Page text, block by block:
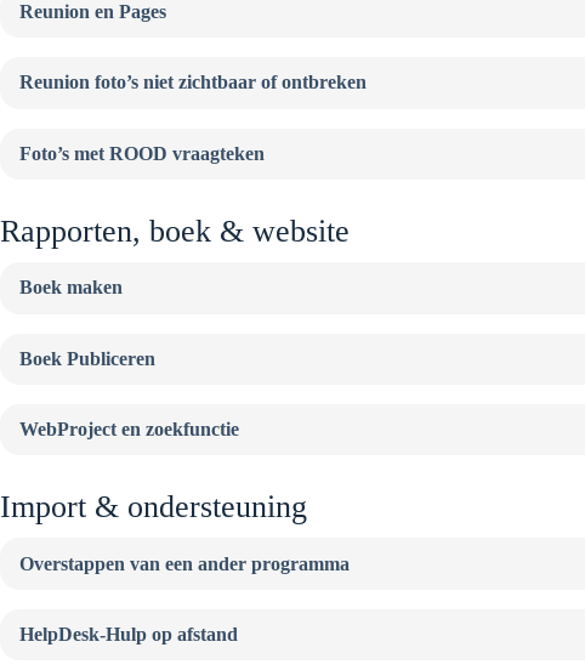
Reunion en Pages
Reunion foto’s niet zichtbaar of ontbreken
Foto’s met ROOD vraagteken
Rapporten, boek & website
Boek maken
Boek Publiceren
WebProject en zoekfunctie
Import & ondersteuning
Overstappen van een ander programma
HelpDesk-Hulp op afstand